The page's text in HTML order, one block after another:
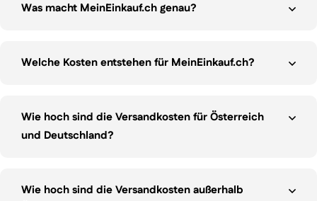
Was macht MeinEinkauf.ch genau?
Welche Kosten entstehen für MeinEinkauf.ch?
Wie hoch sind die Versandkosten für Österreich
und Deutschland?
Wie hoch sind die Versandkosten außerhalb